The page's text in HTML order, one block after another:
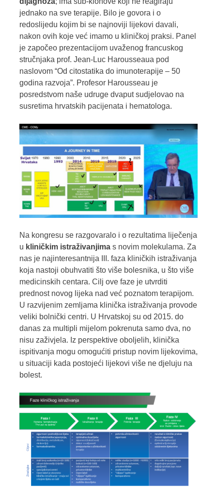
jednako na sve terapije. Bilo je govora i o
redoslijedu kojim bi se najnoviji lijekovi davali,
nakon ovih koje već imamo u kliničkoj praksi. Panel
je započeo prezentacijom uvaženog francuskog
stručnjaka prof. Jean-Luc Harousseaua pod
naslovom “Od citostatika do imunoterapije – 50
godina razvoja”. Profesor Harousseau je
posredstvom naše udruge dvaput sudjelovao na
susretima hrvatskih pacijenata i hematologa.
Na kongresu se razgovaralo i o rezultatima liječenja
u kliničkim istraživanjima s novim molekulama. Za
nas je najinteresantnija III. faza kliničkih istraživanja
koja nastoji obuhvatiti što više bolesnika, u što više
medicinskih centara. Cilj ove faze je utvrditi
prednost novog lijeka nad već poznatom terapijom.
U razvijenim zemljama klinička istraživanja provode
veliki bolnički centri. U Hrvatskoj su od 2015. do
danas za multipli mijelom pokrenuta samo dva, no
nisu zaživjela. Iz perspektive oboljelih, klinička
ispitivanja mogu omogućiti pristup novim lijekovima,
u situaciji kada postojeći lijekovi više ne djeluju na
bolest.